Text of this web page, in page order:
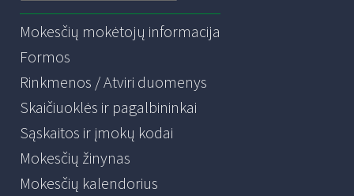
Mokesčių mokėtojų informacija
Formos
Rinkmenos / Atviri duomenys
Skaičiuoklės ir pagalbininkai
Sąskaitos ir įmokų kodai
Mokesčių žinynas
Mokesčių kalendorius